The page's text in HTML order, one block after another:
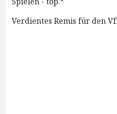
Verdientes Remis für den